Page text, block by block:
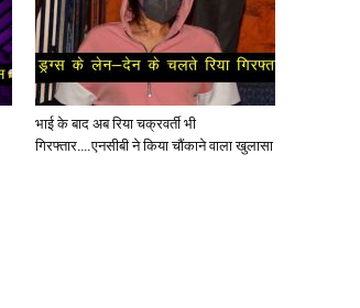
भाई के बाद अब रिया चक्रवर्ती भी
गिरफ्तार….एनसीबी ने किया चौंकाने वाला खुलासा